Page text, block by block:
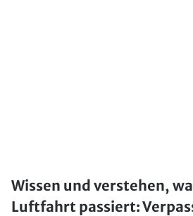
Wissen und verstehen,
Luftfahrt passiert: